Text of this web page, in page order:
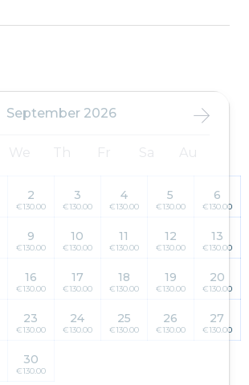
September 2026
We Th Fr Sa Au
2
€130.00
3
€130.00
4
€130.00
5
€130.00
6
€130.00
9
€130.00
10
€130.00
11
€130.00
12
€130.00
13
€130.00
16
€130.00
17
€130.00
18
€130.00
19
€130.00
20
€130.00
23
€130.00
24
€130.00
25
€130.00
26
€130.00
27
€130.00
30
€130.00